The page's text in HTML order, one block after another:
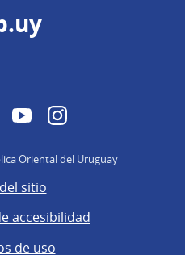
TwitterYouTubeInstagram
Oriental del Uruguay
sitio
accesibilidad
de uso